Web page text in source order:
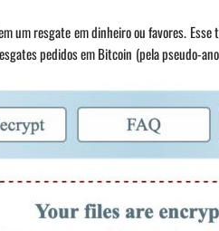
um resgate em dinheiro ou favores.
pedidos em Bitcoin (pela pseudo-